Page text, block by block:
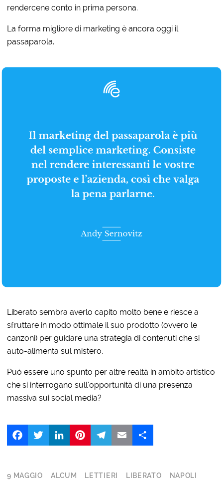
rendercene conto in prima persona.
La forma migliore di marketing è ancora oggi il
passaparola.
Liberato sembra averlo capito molto bene e riesce a
sfruttare in modo ottimale il suo prodotto (ovvero le
canzoni) per guidare una strategia di contenuti che si
auto-alimenta sul mistero.
Può essere uno spunto per altre realtà in ambito artistico
che si interrogano sull’opportunità di una presenza
massiva sui social media?
LinkedIn
9 MAGGIO ALCUM LETTIERI LIBERATO NAPOLI